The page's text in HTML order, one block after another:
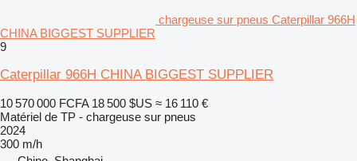
chargeuse sur pneus Caterpillar 966H
CHINA BIGGEST SUPPLIER
9
Caterpillar 966H CHINA BIGGEST SUPPLIER
10 570 000 FCFA 18 500 $US ≈ 16 110 €
Matériel de TP - chargeuse sur pneus
2024
300 m/h